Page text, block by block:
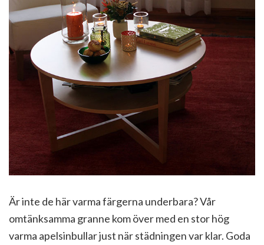
Är inte de här varma färgerna underbara? Vår
omtänksamma granne kom över med en stor hög
varma apelsinbullar just när städningen var klar. Goda